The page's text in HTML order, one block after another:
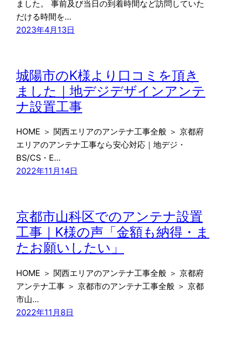
ました。 事前及び当日の到着時間など訪問していた
だける時間を…
2023年4月13日
城陽市のK様より口コミを頂き
ました｜地デジデザインアンテ
ナ設置工事
HOME ＞ 関西エリアのアンテナ工事全般 ＞ 京都府
エリアのアンテナ工事なら安心対応｜地デジ・
BS/CS・E…
2022年11月14日
京都市山科区でのアンテナ設置
工事｜K様の声「金額も納得・ま
たお願いしたい」
HOME ＞ 関西エリアのアンテナ工事全般 ＞ 京都府
アンテナ工事 ＞ 京都市のアンテナ工事全般 ＞ 京都
市山…
2022年11月8日